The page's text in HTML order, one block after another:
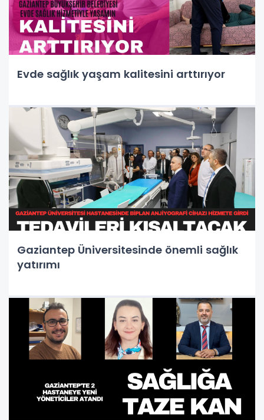
Evde sağlık yaşam kalitesini arttırıyor
Gaziantep Üniversitesinde önemli sağlık
yatırımı